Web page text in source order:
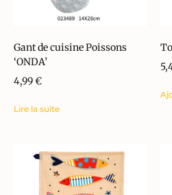
Gant de cuisine Poissons
‘ONDA’
4,99€
Lire la suite